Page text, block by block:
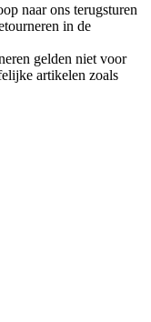
naar ons terugsturen
in de
gelden niet voor
artikelen zoals